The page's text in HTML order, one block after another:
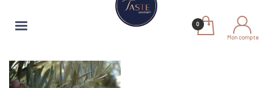
Mon compte